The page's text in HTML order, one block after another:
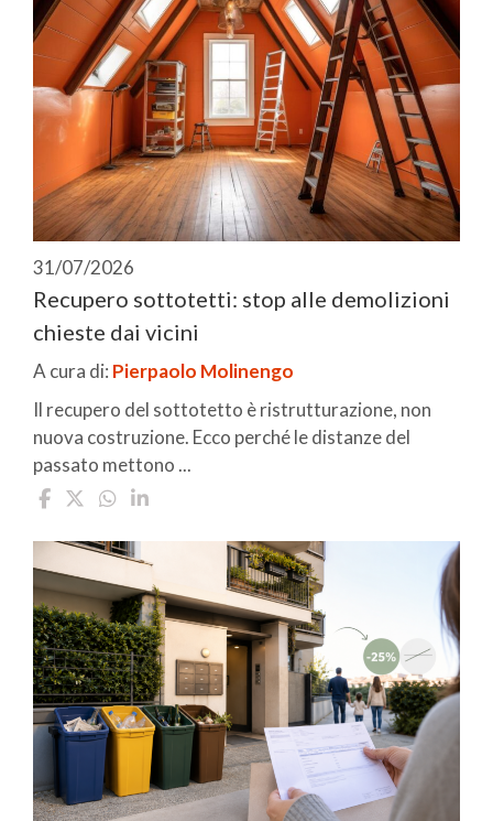
31/07/2026
Recupero sottotetti: stop alle demolizioni
chieste dai vicini
A cura di: Pierpaolo Molinengo
Il recupero del sottotetto è ristrutturazione, non
nuova costruzione. Ecco perché le distanze del
passato mettono ...